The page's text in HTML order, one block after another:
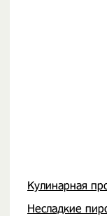
Кулинарная
Несладкие